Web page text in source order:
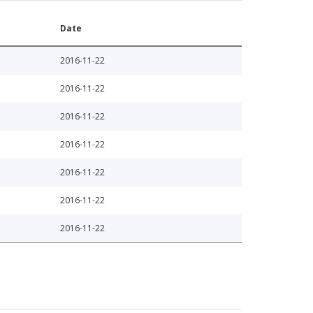
Date
2016-11-22
2016-11-22
2016-11-22
2016-11-22
2016-11-22
2016-11-22
2016-11-22